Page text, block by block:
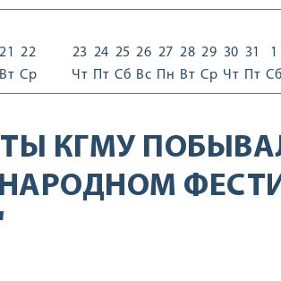
21
Вт
22
Ср
23
Чт
24
Пт
25
Сб
26
Вс
27
Пн
28
Вт
29
Ср
30
Чт
31
Пт
1
Сб
КГМУ